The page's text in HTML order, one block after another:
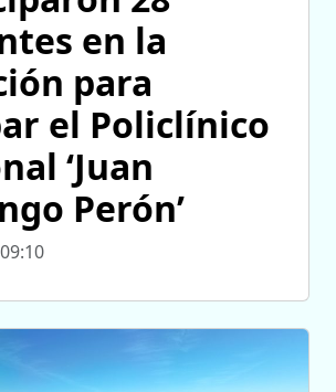
en la
para
el Policlínico
‘Juan
Perón’